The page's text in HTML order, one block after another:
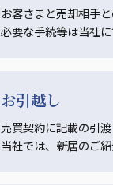
お客さまと売却相手
必要な手続等は当社
お引越し
売買契約に記載の引
当社では、新居のご